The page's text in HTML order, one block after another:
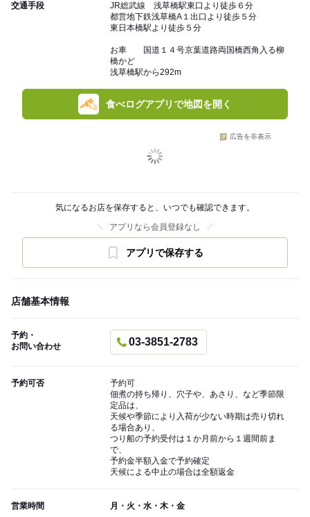
交通手段
JR総武線 浅草橋駅東口より徒歩６分
都営地下鉄浅草橋A１出口より徒歩５分
東日本橋駅より徒歩５分
お車 国道１４号京葉道路両国橋西角入る柳
橋かど
浅草橋駅から292m
食べログアプリで地図を開く
広告を非表示
気になるお店を保存すると、いつでも確認できます。
アプリなら会員登録なし
アプリで保存する
店舗基本情報
予約・
お問い合わせ
03-3851-2783
予約可否
予約可
佃煮の持ち帰り、穴子や、あさり、など季節限
定品は、
天候や季節により入荷が少ない時期は売り切れ
る場合あり、
つり船の予約受付は１か月前から１週間前ま
で、
予約金半額入金で予約確定
天候による中止の場合は全額返金
営業時間 月・火・水・木・金